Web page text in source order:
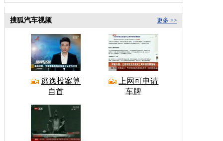
更多 >>
搜狐汽车视频
逃逸投案算
自首
上网可申请
车牌